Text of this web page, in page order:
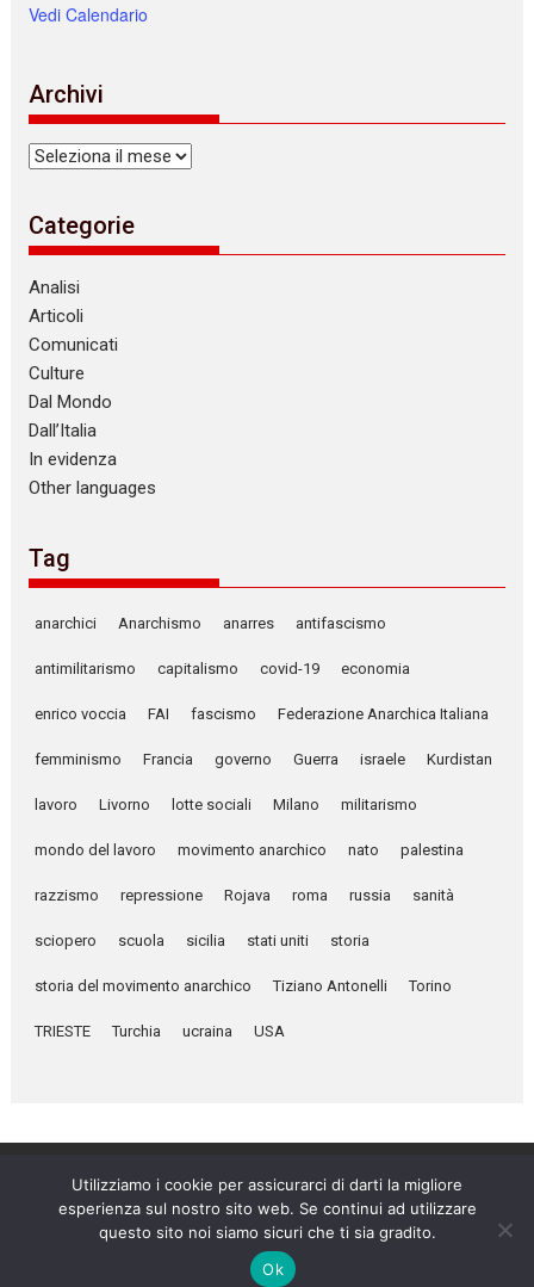
Vedi Calendario
Archivi
Archivi
Categorie
Analisi
Articoli
Comunicati
Culture
Dal Mondo
Dall’Italia
In evidenza
Other languages
Tag
anarchici Anarchismo anarres antifascismo
antimilitarismo capitalismo covid-19 economia
enrico voccia FAI fascismo Federazione Anarchica Italiana
femminismo Francia governo Guerra israele Kurdistan
lavoro Livorno lotte sociali Milano militarismo
mondo del lavoro movimento anarchico nato palestina
razzismo repressione Rojava roma russia sanità
sciopero scuola sicilia stati uniti storia
storia del movimento anarchico Tiziano Antonelli Torino
TRIESTE Turchia ucraina USA
Umanità Nova © 2026
Settimanale anarchico fondato nel 1920 da Errico Malatesta
Utilizziamo i cookie per assicurarci di darti la migliore
esperienza sul nostro sito web. Se continui ad utilizzare
questo sito noi siamo sicuri che ti sia gradito.
Ok